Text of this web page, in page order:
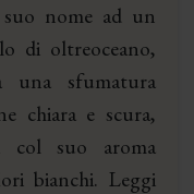
nome ad un
di oltreoceano,
una sfumatura
chiara e scura,
col suo aroma
bianchi. Leggi